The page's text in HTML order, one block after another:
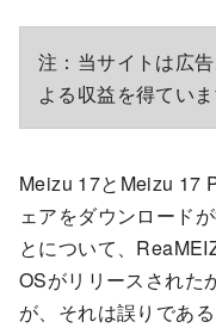
注：当サイトは広
よる収益を得ていま
Meizu 17とMeizu 17
ェアをダウンロード
とについて、
OSがリリースされた
が、それは誤りであ